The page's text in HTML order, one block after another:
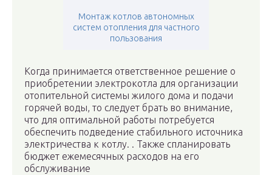
Монтаж котлов автономных
систем отопления для частного
пользования
Когда принимается ответственное решение о
приобретении электрокотла для организации
отопительной системы жилого дома и подачи
горячей воды, то следует брать во внимание,
что для оптимальной работы потребуется
обеспечить подведение стабильного источника
электричества к котлу. . Также спланировать
бюджет ежемесячных расходов на его
обслуживание